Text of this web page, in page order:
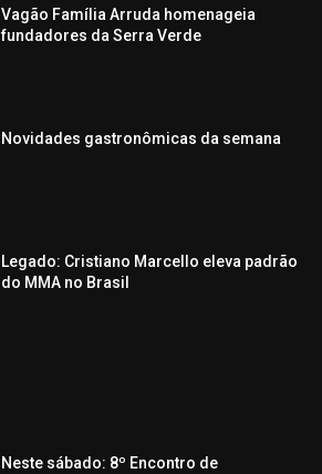
Vagão Família Arruda homenageia
fundadores da Serra Verde
Novidades gastronômicas da semana
Legado: Cristiano Marcello eleva padrão
do MMA no Brasil
Neste sábado: 8º Encontro de